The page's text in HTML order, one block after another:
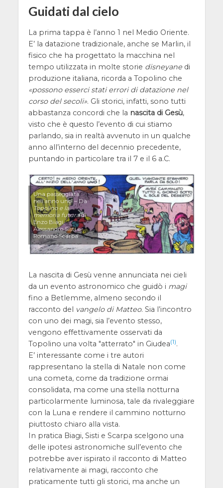
Guidati dal cielo
La prima tappa è l’anno 1 nel Medio Oriente.
E’ la datazione tradizionale, anche se Marlin, il
fisico che ha progettato la macchina nel
tempo utilizzata in molte storie disneyanedi
produzione italiana, ricorda a Topolino che
possono esserci stati errori di datazione nel
corso del secoli . Gli storici, infatti, sono tutti
abbastanza concordi che la nascita di Gesù,
visto che è questo l’evento di cui stiamo
parlando, sia in realtà avvenuto in un qualche
anno all’interno del decennio precedente,
puntando in particolare tra il 7 e il 6 a.C.
Una passeggiata
nell’anno uno! – Da
Topolino e la
memoria futuradi
Enzo Biagi,
Alessandro Sisti e
Romano Scarpa
La nascita di Gesù venne annunciata nei cieli
da un evento astronomico che guidò i magi
fino a Betlemme, almeno secondo il
racconto del vangelo di Matteo. Sia l’incontro
con uno dei magi, sia l’evento stesso,
vengono effettivamente osservati da
Topolino una volta "atterrato" in Giudea(1).
E’ interessante come i tre autori
rappresentano la stella di Natale non come
una cometa, come da tradizione ormai
consolidata, ma come una stella notturna
particolarmente luminosa, tale da rivaleggiare
con la Luna e rendere il cammino notturno
piuttosto chiaro alla vista.
In pratica Biagi, Sisti e Scarpa scelgono una
delle ipotesi astronomiche sull’evento che
potrebbe aver ispirato il racconto di Matteo
relativamente ai magi, racconto che
praticamente tutti gli storici, ma anche un